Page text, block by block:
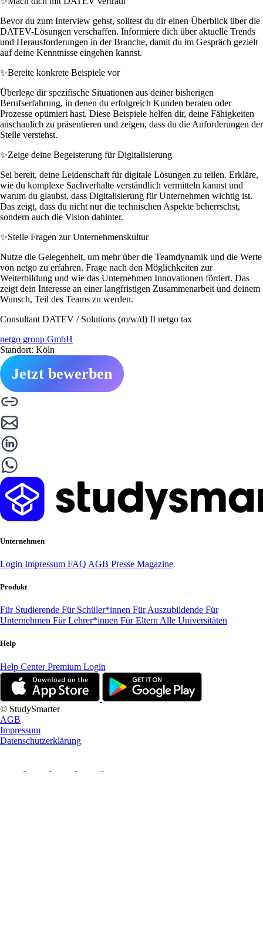
Bevor du zum Interview gehst, solltest du dir einen Überblick über die
DATEV-Lösungen verschaffen. Informiere dich über aktuelle Trends
und Herausforderungen in der Branche, damit du im Gespräch gezielt
auf deine Kenntnisse eingehen kannst.
✨Bereite konkrete Beispiele vor
Überlege dir spezifische Situationen aus deiner bisherigen
Berufserfahrung, in denen du erfolgreich Kunden beraten oder
Prozesse optimiert hast. Diese Beispiele helfen dir, deine Fähigkeiten
anschaulich zu präsentieren und zeigen, dass du die Anforderungen der
Stelle verstehst.
✨Zeige deine Begeisterung für Digitalisierung
Sei bereit, deine Leidenschaft für digitale Lösungen zu teilen. Erkläre,
wie du komplexe Sachverhalte verständlich vermitteln kannst und
warum du glaubst, dass Digitalisierung für Unternehmen wichtig ist.
Das zeigt, dass du nicht nur die technischen Aspekte beherrschst,
sondern auch die Vision dahinter.
✨Stelle Fragen zur Unternehmenskultur
Nutze die Gelegenheit, um mehr über die Teamdynamik und die Werte
von netgo zu erfahren. Frage nach den Möglichkeiten zur
Weiterbildung und wie das Unternehmen Innovationen fördert. Das
zeigt dein Interesse an einer langfristigen Zusammenarbeit und deinem
Wunsch, Teil des Teams zu werden.
Consultant DATEV / Solutions (m/w/d) II netgo tax
netgo group GmbH
Standort: Köln
Jetzt bewerben
Unternehmen
Login Impressum FAQ AGB Presse Magazine
Produkt
Für Studierende Für Schüler*innen Für Auszubildende Für
Unternehmen Für Lehrer*innen Für Eltern Alle Universitäten
Help
Help CenterPremium Login
© StudySmarter
AGB
Impressum
Datenschutzerklärung